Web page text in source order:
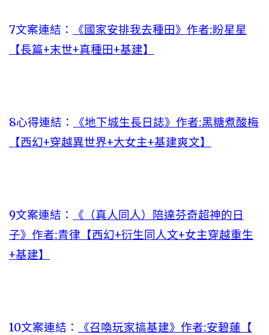
7文案連結：
《國家安排我去種田》作者:盼星星
【長篇+末世+真種田+基建】
8心得連結：
《地下城生長日誌》作者:黑糖煮酸梅
【西幻+穿越異世界+大女主+基建爽文】
9文案連結：
《（真人同人）陪達芬奇超神的日
子》作者:青律【西幻+衍生同人文+女主穿越重生
+基建】
10文案連結：
《召喚玩家搞基建》作者:安碧蓮【